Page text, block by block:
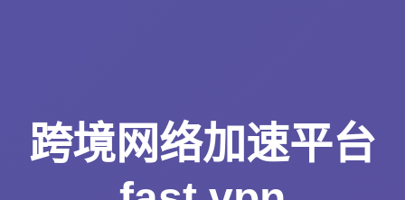
跨境网络加速平台